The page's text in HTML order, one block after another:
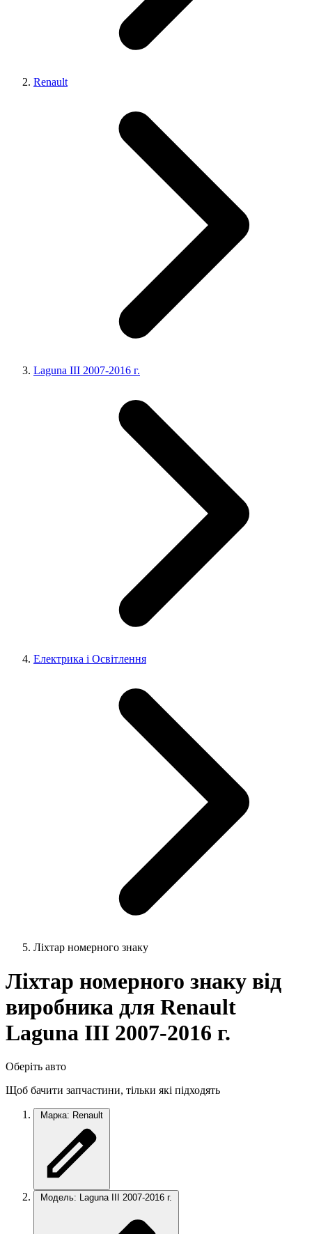
Renault
Laguna III 2007-2016 г.
Електрика і Освітлення
Ліхтар номерного знаку
Ліхтар номерного знаку від
виробника для Renault
Laguna III 2007-2016 г.
Оберіть авто
Щоб бачити запчастини, тільки які підходять
Марка: Renault
Модель: Laguna III 2007-2016 г.